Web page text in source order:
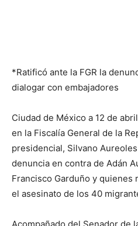
*Ratificó ante la FGR la
dialogar con embajadores
Ciudad de México a 12 de
en la Fiscalía General de la
presidencial, Silvano
denuncia en contra de Adán
Francisco Garduño y
el asesinato de los 40